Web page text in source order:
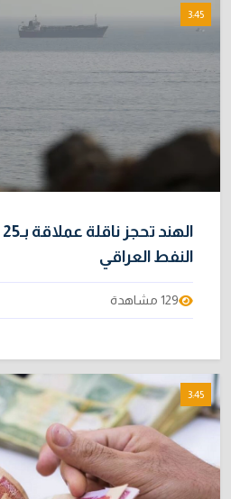
خطر "إيبولا" يتضاعف..
بالفيروس إلى 3748
3/08/2026
نائبة تحذر من اضطرابات
الموظفين
3:45
النفط العراقي
129 مشاهدة
3:45